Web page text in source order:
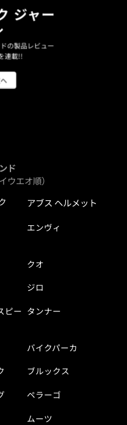
ジャー
の製品レビュー
連載!!
ド
ウエオ順）
アブス ヘルメット
エンヴィ
クオ
ジロ
ピー タンナー
バイクパーカ
ブルックス
ペラーゴ
ムーツ